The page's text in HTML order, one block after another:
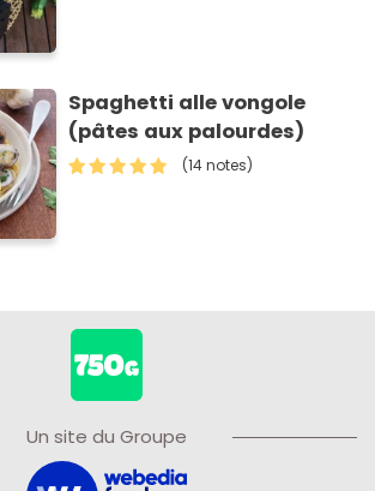
Spaghetti alle vongole
(pâtes aux palourdes)
(14 notes)
Un site du Groupe